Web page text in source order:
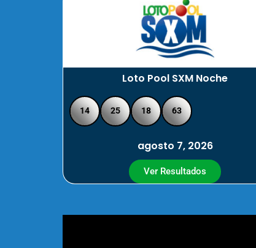
Loto Pool SXM Noche
14 25 18 63
agosto 7, 2026
Ver Resultados